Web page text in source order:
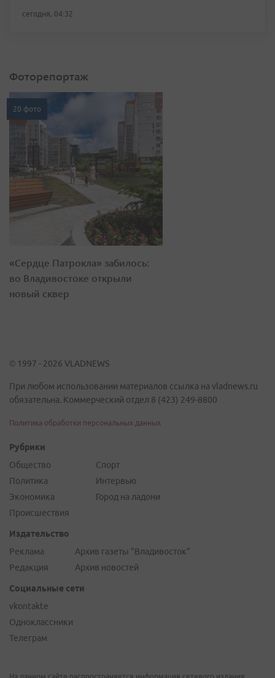
сегодня, 04:32
Фоторепортаж
20 фото
«Сердце Патрокла» забилось:
во Владивостоке открыли
новый сквер
© 1997 - 2026 VLADNEWS
При любом использовании материалов ссылка на vladnews.ru
обязательна. Коммерческий отдел 8 (423) 249-8800
Политика обработки персональных данных
Рубрики
Общество
Политика
Экономика
Происшествия
Спорт
Интервью
Город на ладони
Издательство
Реклама
Редакция
Архив газеты "Владивосток"
Архив новостей
Социальные сети
vkontakte
Одноклассники
Телеграм